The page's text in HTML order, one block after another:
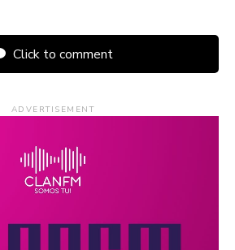
Click to comment
ADVERTISEMENT